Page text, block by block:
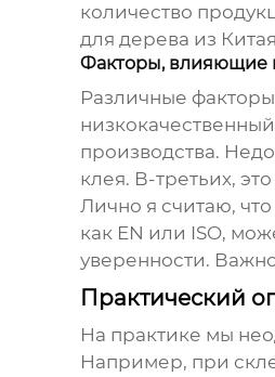
количество
для дерева из Китая
Факторы, влияющие
Различные
производства.
клея. В-третьих,
Лично я считаю,
как EN или ISO,
уверенности.
Практический
На практике мы
Например, при